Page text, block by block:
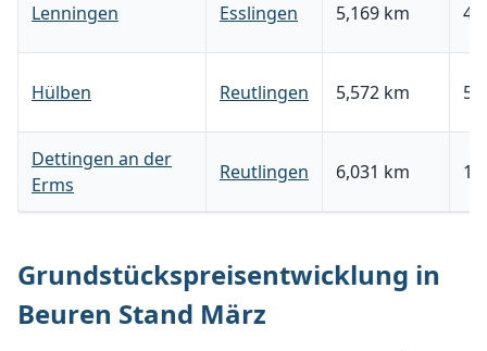
Lenningen Esslingen 5,169 km
Hülben Reutlingen 5,572 km
Dettingen an der
Erms
Reutlingen 6,031 km
Grundstückspreisentwicklung in
Beuren Stand März